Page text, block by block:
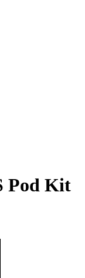
Pod Kit